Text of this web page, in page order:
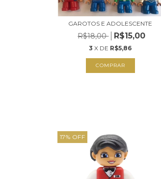
GAROTOS E ADOLESCENTE
R$18,00 R$15,00
3 X DE R$5,86
COMPRAR
17% OFF